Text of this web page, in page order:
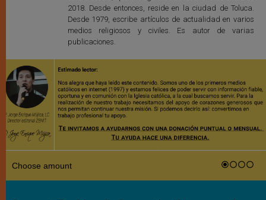
2018. Desde entonces, reside en la ciudad de Toluca.
Desde 1979, escribe artículos de actualidad en varios
medios religiosos y civiles. Es autor de varias
publicaciones.